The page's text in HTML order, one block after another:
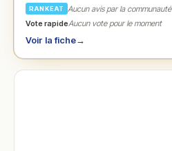
RANKEAT
Aucun avis par la communauté
Vote rapideAucun vote pour le moment
Voir la fiche→